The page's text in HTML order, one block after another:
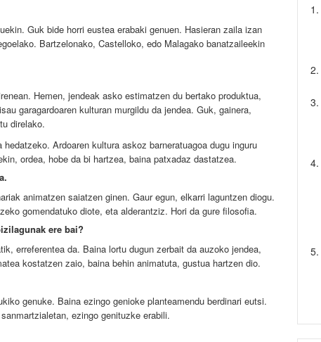
Guk bide horri eustea erabaki genuen. Hasieran zaila izan
Bartzelonako, Castelloko, edo Malagako banatzaileekin
Hemen, jendeak asko estimatzen du bertako produktua,
garagardoaren kulturan murgildu da jendea. Guk, gainera,
direlako.
Ardoaren kultura askoz barneratuagoa dugu inguru
ordea, hobe da bi hartzea, baina patxadaz dastatzea.
animatzen saiatzen ginen. Gaur egun, elkarri laguntzen diogu.
gomendatuko diote, eta alderantziz. Hori da gure filosofia.
ere bai?
erreferentea da. Baina lortu dugun zerbait da auzoko jendea,
kostatzen zaio, baina behin animatuta, gustua hartzen dio.
genuke. Baina ezingo genioke planteamendu berdinari eutsi.
ezingo genituzke erabili.